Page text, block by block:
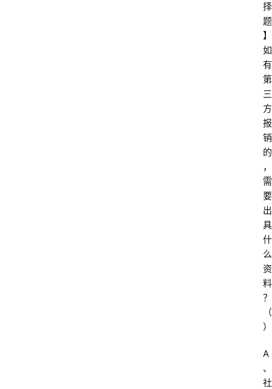
择
题
】
如
有
第
三
方
报
销
的
，
需
要
出
具
什
么
资
料
？
（
）
A
、
社